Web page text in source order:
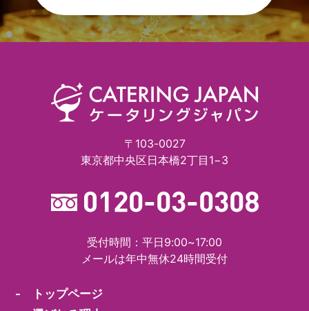
〒103-0027
東京都中央区日本橋2丁目1−3
受付時間：平日9:00~17:00
メールは年中無休24時間受付
- トップページ